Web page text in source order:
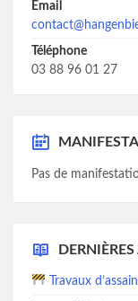
Email
Téléphone
03 88 96 01 27
Pas de
Travaux